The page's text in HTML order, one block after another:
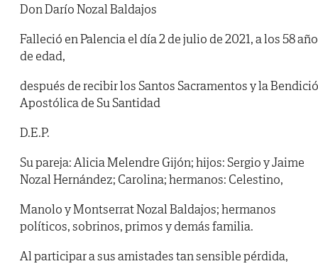
Don Darío Nozal Baldajos
Falleció en Palencia el día 2 de julio de 2021, a los 58
de edad,
después de recibir los Santos Sacramentos y la
Apostólica de Su Santidad
D.E.P.
Su pareja: Alicia Melendre Gijón; hijos: Sergio y Jaime
Nozal Hernández; Carolina; hermanos: Celestino,
Manolo y Montserrat Nozal Baldajos; hermanos
políticos, sobrinos, primos y demás familia.
Al participar a sus amistades tan sensible pérdida,